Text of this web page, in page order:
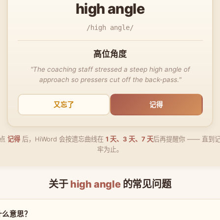
high angle
/high angle/
高位角度
"The coaching staff stressed a steep high angle of
approach so pressers cut off the back-pass."
又忘了 记得
点 记得 后，HiWord 会按遗忘曲线在 1 天、3 天、7 天后再提醒你 —— 直到
牢为止。
关于 high angle的常见问题
意思？